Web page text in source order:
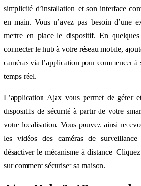
simplicité d’installation et son interface
en main. Vous n’avez pas besoin d’une
mettre en place le dispositif. En
connecter le hub à votre réseau mobile,
caméras via l’application pour commencer à
temps réel.
L’application Ajax vous permet de gérer
dispositifs de sécurité à partir de votre
votre localisation. Vous pouvez ainsi
les vidéos des caméras de
désactiver le mécanisme à distance.
sur comment sécuriser sa maison.